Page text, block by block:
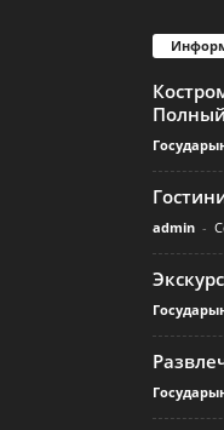
admin -